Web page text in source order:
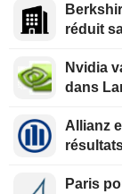
réduit
Nvidia
dans
Allianz
Paris